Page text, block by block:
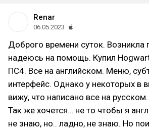
Renar
06.05.2023
Доброго времени суток. Возникла
надеюсь на помощь. Купил
ПС4. Все на английском. Меню,
интерфейс. Однако у некоторых в
вижу, что написано все на
Так же хочется… не то чтобы я
не знаю, но.. ладно, не знаю. Но